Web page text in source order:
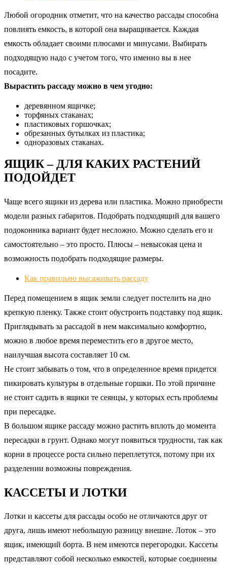
Любой огородник отметит, что на качество рассады способна
повлиять емкость, в которой она выращивается. Каждая
емкость обладает своими плюсами и минусами. Выбирать
подходящую надо с учетом того, что именно вы в нее
посадите.
Вырастить рассаду можно в чем угодно:
деревянном ящичке;
торфяных стаканах;
пластиковых горшочках;
обрезанных бутылках из пластика;
одноразовых стаканах.
ЯЩИК – ДЛЯ КАКИХ РАСТЕНИЙ
ПОДОЙДЕТ
Чаще всего ящики из дерева или пластика. Можно приобрести
модели разных габаритов. Подобрать подходящий для вашего
подоконника вариант будет несложно. Можно сделать его и
самостоятельно – это просто. Плюсы – невысокая цена и
возможность подобрать подходящие размеры.
Как правильно высаживать рассаду
Перед помещением в ящик земли следует постелить на дно
крепкую пленку. Также стоит обустроить подставку под ящик.
Приглядывать за рассадой в нем максимально комфортно,
можно в любое время переместить его в другое место,
наилучшая высота составляет 10 см.
Не стоит забывать о том, что в определенное время придется
пикировать культуры в отдельные горшки. По этой причине
не стоит садить в ящики те сеянцы, у которых есть проблемы
при пересадке.
В большом ящике рассаду можно растить вплоть до момента
пересадки в грунт. Однако могут появиться трудности, так как
корни в процессе роста сильно переплетутся, потому при их
разделении возможны повреждения.
КАССЕТЫ И ЛОТКИ
Лотки и кассеты для рассады особо не отличаются друг от
друга, лишь имеют небольшую разницу внешне. Лоток – это
ящик, имеющий борта. В нем имеются перегородки. Кассеты
представляют собой несколько емкостей, которые соединены